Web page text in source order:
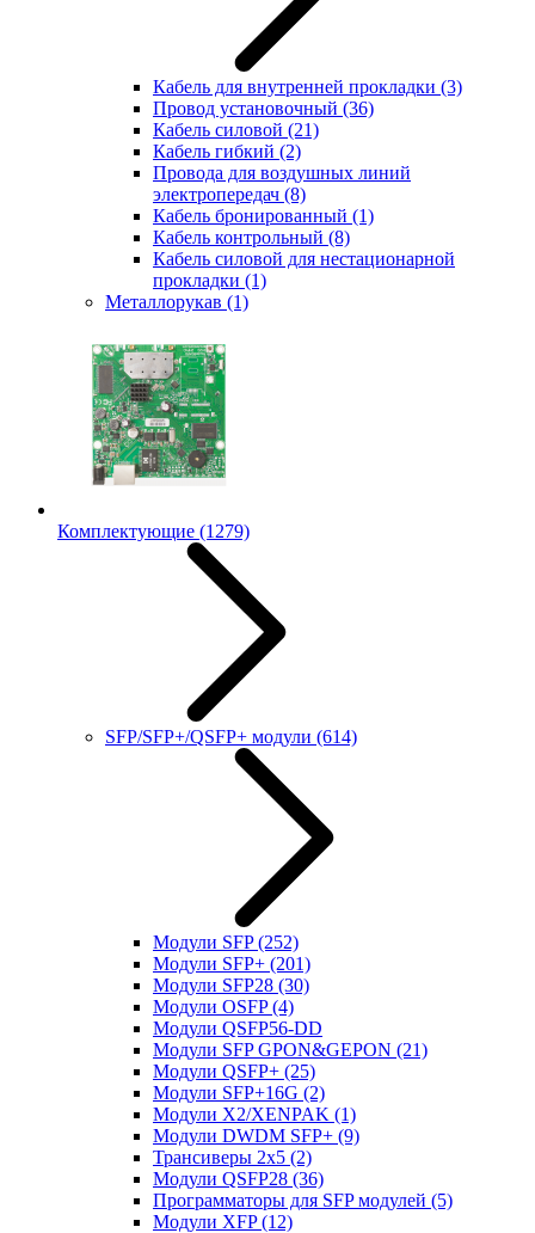
Кабель для внутренней прокладки (3)
Провод установочный (36)
Кабель силовой (21)
Кабель гибкий (2)
Провода для воздушных линий
электропередач (8)
Кабель бронированный (1)
Кабель контрольный (8)
Кабель силовой для нестационарной
прокладки (1)
Металлорукав (1)
Комплектующие (1279)
SFP/SFP+/QSFP+ модули (614)
Модули SFP(252)
Модули SFP+ (201)
Модули SFP28 (30)
Модули OSFP(4)
Модули QSFP56-DD
Модули SFP GPON&GEPON (21)
Модули QSFP+ (25)
Модули SFP+16G (2)
Модули X2/XENPAK (1)
Модули DWDM SFP+ (9)
Трансиверы 2x5 (2)
Модули QSFP28 (36)
Программаторы для SFP модулей (5)
Модули XFP(12)